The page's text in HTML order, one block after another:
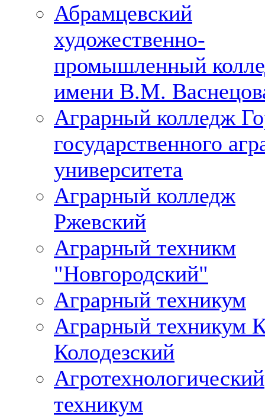
Абрамцевский
художественно-
промышленный
имени В.М.
Аграрный колледж
государственного
университета
Аграрный колледж
Ржевский
Аграрный техникм
"Новгородский"
Аграрный техникум
Аграрный техникум
Колодезский
Агротехнологический
техникум